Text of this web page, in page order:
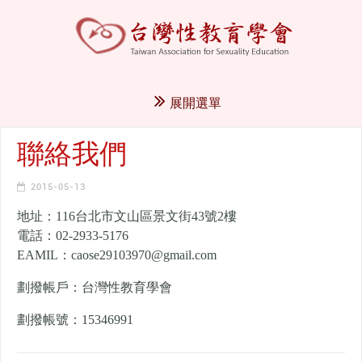
展開選單
聯絡我們
2015-05-13
地址：116台北市文山區景文街43號2樓
電話：02-2933-5176
EAMIL：caose29103970@gmail.com
劃撥帳戶：台灣性教育學會
劃撥帳號：15346991